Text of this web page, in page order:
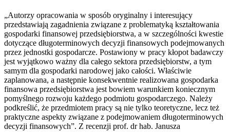
„Autorzy opracowania w sposób oryginalny i interesujący
przedstawiają zagadnienia związane z problematyką kształtowania
gospodarki finansowej przedsiębiorstwa, a w szczególności kwestie
dotyczące długoterminowych decyzji finansowych podejmowanych
przez jednostki gospodarcze. Postawiony w pracy kłopot badawczy
jest wyjątkowo ważny dla całego sektora przedsiębiorstw, a tym
samym dla gospodarki narodowej jako całości. Właściwie
zaplanowana, a następnie konsekwentnie realizowana gospodarka
finansowa przedsiębiorstwa jest bowiem warunkiem koniecznym
pomyślnego rozwoju każdego podmiotu gospodarczego. Należy
podkreślić, że przedmiotem pracy są nie tylko teoretyczne, lecz też
praktyczne aspekty związane z podejmowaniem długoterminowych
decyzji finansowych”. Z recenzji prof. dr hab. Janusza